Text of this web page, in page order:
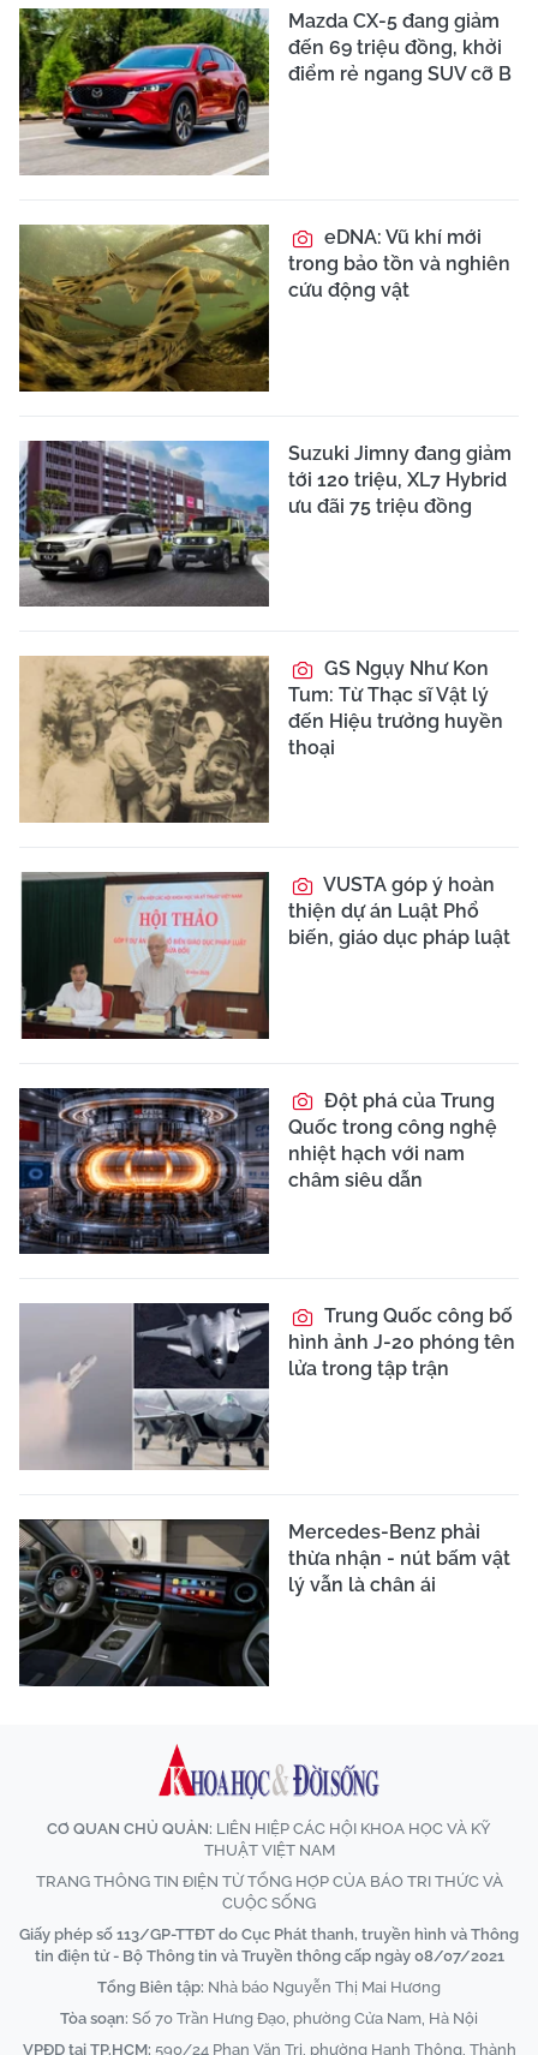
Mazda CX-5 đang giảm
đến 69 triệu đồng, khởi
điểm rẻ ngang SUV cỡ B
eDNA: Vũ khí mới
trong bảo tồn và nghiên
cứu động vật
Suzuki Jimny đang giảm
tới 120 triệu, XL7 Hybrid
ưu đãi 75 triệu đồng
GS Ngụy Như Kon
Tum: Từ Thạc sĩ Vật lý
đến Hiệu trưởng huyền
thoại
VUSTA góp ý hoàn
thiện dự án Luật Phổ
biến, giáo dục pháp luật
Đột phá của Trung
Quốc trong công nghệ
nhiệt hạch với nam
châm siêu dẫn
Trung Quốc công bố
hình ảnh J-20 phóng tên
lửa trong tập trận
Mercedes-Benz phải
thừa nhận - nút bấm vật
lý vẫn là chân ái
CƠ QUAN CHỦ QUẢN: LIÊN HIỆP CÁC HỘI KHOA HỌC VÀ KỸ
THUẬT VIỆT NAM
TRANG THÔNG TIN ĐIỆN TỬ TỔNG HỢP CỦA BÁO TRI THỨC VÀ
CUỘC SỐNG
Giấy phép số 113/GP-TTĐT do Cục Phát thanh, truyền hình và Thông
tin điện tử - Bộ Thông tin và Truyền thông cấp ngày 08/07/2021
Tổng Biên tập: Nhà báo Nguyễn Thị Mai Hương
Tòa soạn: Số 70 Trần Hưng Đạo, phường Cửa Nam, Hà Nội
VPĐD tại TP.HCM: 590/24 Phan Văn Trị, phường Hạnh Thông, Thành